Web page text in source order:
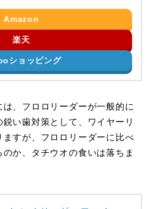
Amazon
楽天
ショッピング
、フロロリーダーが一般的に
い歯対策として、ワイヤーリ
すが、フロロリーダーに比べ
か、タチウオの食いは落ちま